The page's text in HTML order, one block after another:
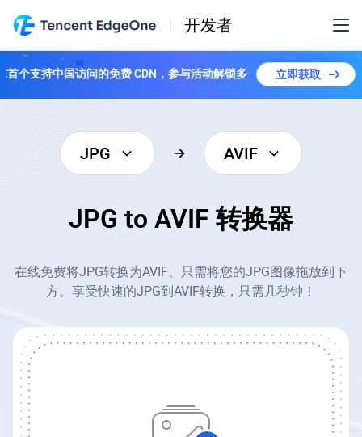
开发者
支持中国访问的免费 CDN，参与活动解锁多个套餐！立即获取
JPG AVIF
JPG to AVIF 转换器
在线免费将JPG转换为AVIF。只需将您的JPG图像拖放到下
方。享受快速的JPG到AVIF转换，只需几秒钟！